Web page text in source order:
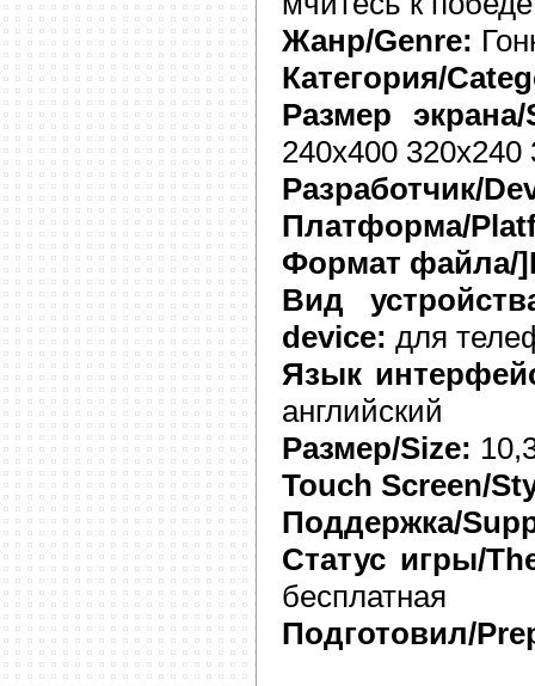
Жанр/Genre:
Категория/
Размер
240x400 320x240
Разработчик/
Платформа/
Формат файла/
Вид
device: для
Язык
английский
Размер/Size:
Touch Screen/
Поддержка/
Статус игры/
бесплатная
Подготовил/